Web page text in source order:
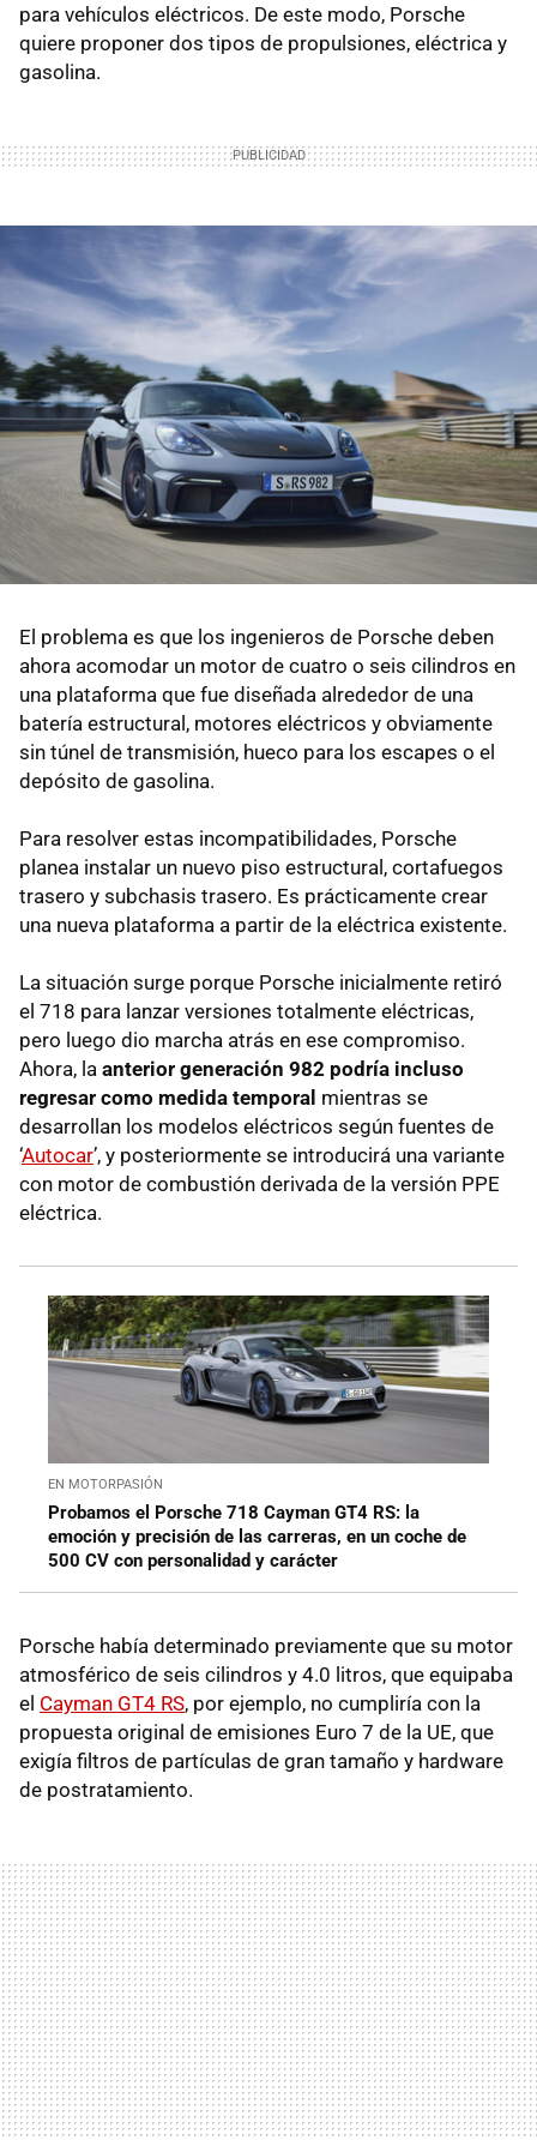
para vehículos eléctricos. De este modo, Porsche
quiere proponer dos tipos de propulsiones, eléctrica y
gasolina.
El problema es que los ingenieros de Porsche deben
ahora acomodar un motor de cuatro o seis cilindros en
una plataforma que fue diseñada alrededor de una
batería estructural, motores eléctricos y obviamente
sin túnel de transmisión, hueco para los escapes o el
depósito de gasolina.
Para resolver estas incompatibilidades, Porsche
planea instalar un nuevo piso estructural, cortafuegos
trasero y subchasis trasero. Es prácticamente crear
una nueva plataforma a partir de la eléctrica existente.
La situación surge porque Porsche inicialmente retiró
el 718 para lanzar versiones totalmente eléctricas,
pero luego dio marcha atrás en ese compromiso.
Ahora, la anterior generación 982 podría incluso
regresar como medida temporal mientras se
desarrollan los modelos eléctricos según fuentes de
‘Autocar’, y posteriormente se introducirá una variante
con motor de combustión derivada de la versión PPE
eléctrica.
EN MOTORPASIÓN
Probamos el Porsche 718 Cayman GT4 RS: la
emoción y precisión de las carreras, en un coche de
500 CV con personalidad y carácter
Porsche había determinado previamente que su motor
atmosférico de seis cilindros y 4.0 litros, que equipaba
el Cayman GT4 RS, por ejemplo, no cumpliría con la
propuesta original de emisiones Euro 7 de la UE, que
exigía filtros de partículas de gran tamaño y hardware
de postratamiento.